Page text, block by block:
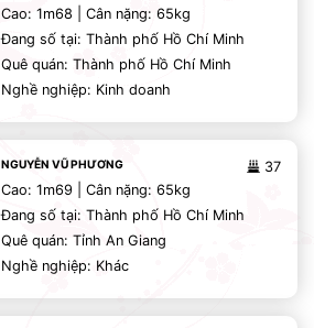
Cao: 1m68 | Cân nặng: 65kg
Đang số tại: Thành phố Hồ Chí Minh
Quê quán: Thành phố Hồ Chí Minh
Nghề nghiệp: Kinh doanh
37
NGUYỄN VŨ PHƯƠNG
Cao: 1m69 | Cân nặng: 65kg
Đang số tại: Thành phố Hồ Chí Minh
Quê quán: Tỉnh An Giang
Nghề nghiệp: Khác